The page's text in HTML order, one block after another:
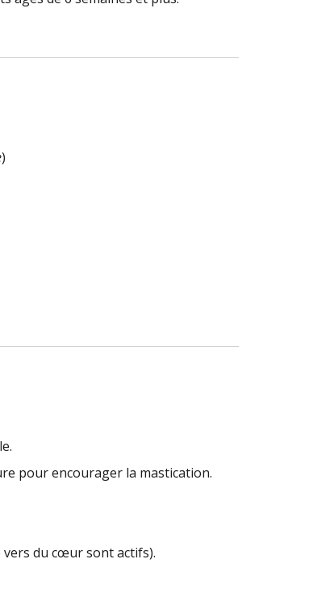
)
pour encourager la mastication.
vers du cœur sont actifs).